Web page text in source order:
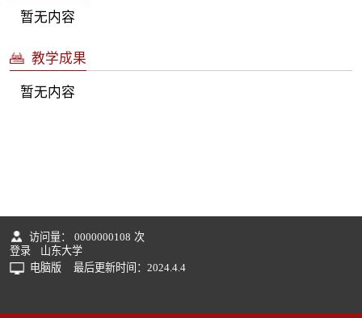
暂无内容
教学成果
暂无内容
访问量： 0000000108 次
登录
山东大学
电脑版
最后更新时间： 2024.4.4